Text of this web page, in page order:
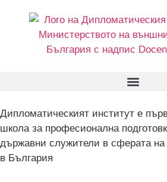
Дипломатическият институт е
школа за професионална
държавни служители в сферата
в България